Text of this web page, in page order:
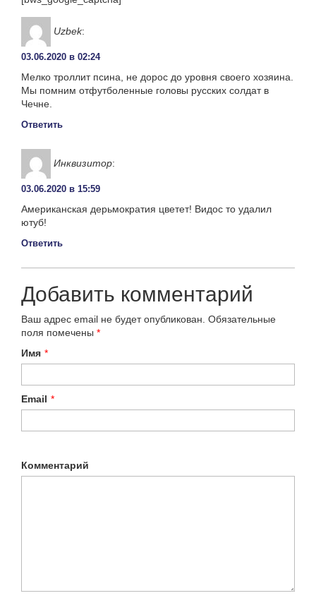
Uzbek:
03.06.2020 в 02:24
Мелко троллит псина, не дорос до уровня своего хозяина.
Мы помним отфутболенные головы русских солдат в
Чечне.
Ответить
Инквизитор:
03.06.2020 в 15:59
Американская дерьмократия цветет! Видос то удалил
ютуб!
Ответить
Добавить комментарий
Ваш адрес email не будет опубликован. Обязательные
поля помечены *
Имя *
Email *
Комментарий